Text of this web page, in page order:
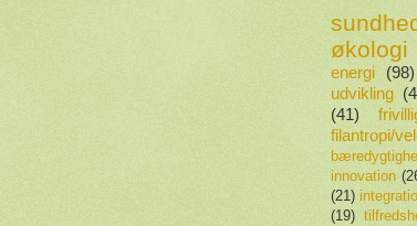
økologi
energi (98)
udvikling
(41)
filantropi/
innovation
(21)
(19)